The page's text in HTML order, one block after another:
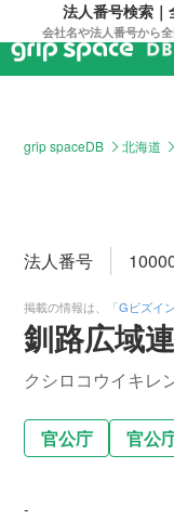
法人番号検索
会社名や法人番号から
grip spaceDB 北海道
法人番号
掲載の情報は、「Gビズイ
釧路広域
クシロコウイキレ
官公庁 官公
-